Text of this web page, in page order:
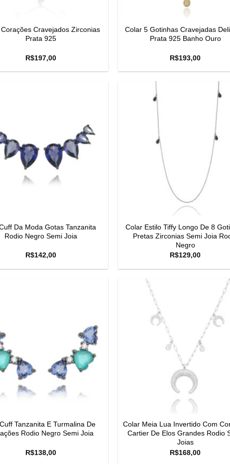
Cravejados Zirconias
Prata 925
R$197,00
Colar 5 Gotinhas Cravejadas
Prata 925 Banho Ouro
R$193,00
Da Moda Gotas Tanzanita
Rodio Negro Semi Joia
R$142,00
Colar Estilo Tiffy Longo De 8
Pretas Zirconias Semi Joia
Negro
R$129,00
Tanzanita E Turmalina De
Rodio Negro Semi Joia
R$138,00
Colar Meia Lua Invertido Com
Cartier De Elos Grandes Rodio
Joias
R$168,00